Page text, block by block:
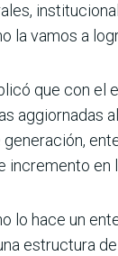
la vamos a
que con el
aggior­nadas
incremento en
lo hace un
estructura